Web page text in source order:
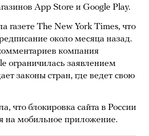
App Store и Google Play.
газете The New York Times, что
около месяца назад.
компания
ограничилась заявлением
законы стран, где ведет свою
что блокировка сайта в России
на мобильное приложение.